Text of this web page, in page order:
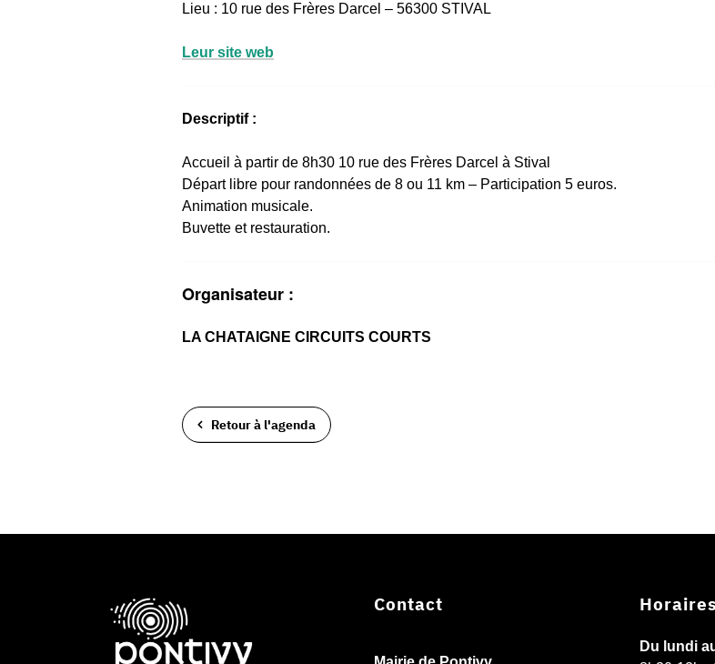
Lieu : 10 rue des Frères Darcel – 56300 STIVAL
Leur site web
Descriptif :
Accueil à partir de 8h30 10 rue des Frères Darcel à Stival
Départ libre pour randonnées de 8 ou 11 km – Participation 5 euros.
Animation musicale.
Buvette et restauration.
Organisateur :
LA CHATAIGNE CIRCUITS COURTS
Retour à l'agenda
Contact
Du lundi